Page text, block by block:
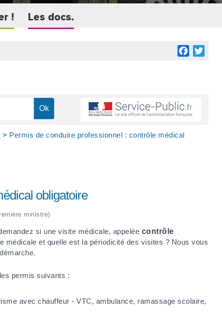
! Les docs.
Facebook
> Permis de conduire professionnel : contrôle médical
obligatoire
ministre)
si une visite médicale, appelée contrôle
médicale et quelle est la périodicité des visites ? Nous vous
permis suivants :
avec chauffeur - VTC, ambulance, ramassage scolaire,